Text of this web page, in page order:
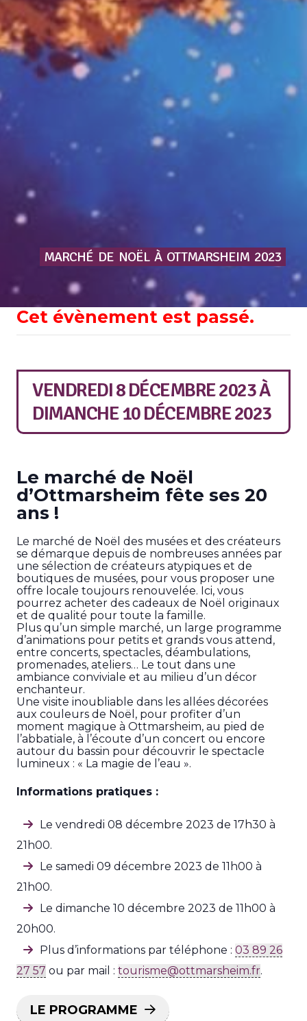
MARCHÉ DE NOËL À OTTMARSHEIM 2023
Cet évènement est passé.
VENDREDI 8 DÉCEMBRE 2023À
DIMANCHE 10 DÉCEMBRE 2023
Le marché de Noël
d’Ottmarsheim fête ses 20
ans !
Le marché de Noël des musées et des créateurs
se démarque depuis de nombreuses années par
une sélection de créateurs atypiques et de
boutiques de musées, pour vous proposer une
offre locale toujours renouvelée. Ici, vous
pourrez acheter des cadeaux de Noël originaux
et de qualité pour toute la famille.
Plus qu’un simple marché, un large programme
d’animations pour petits et grands vous attend,
entre concerts, spectacles, déambulations,
promenades, ateliers… Le tout dans une
ambiance conviviale et au milieu d’un décor
enchanteur.
Une visite inoubliable dans les allées décorées
aux couleurs de Noël, pour profiter d’un
moment magique à Ottmarsheim, au pied de
l’abbatiale, à l’écoute d’un concert ou encore
autour du bassin pour découvrir le spectacle
lumineux : « La magie de l’eau ».
Informations pratiques :
Le vendredi 08 décembre 2023 de 17h30 à
21h00.
Le samedi 09 décembre 2023 de 11h00 à
21h00.
Le dimanche 10 décembre 2023 de 11h00 à
20h00.
Plus d’informations par téléphone : 03 89 26
27 57 ou par mail : tourisme@ottmarsheim.fr.
LE PROGRAMME